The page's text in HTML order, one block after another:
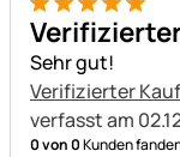
5 von 5
Sehr gut!
Verifizierter
verfasst am
0 von 0Kunden